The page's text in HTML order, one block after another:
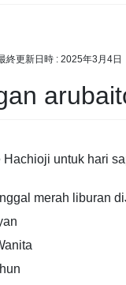
終更新日時 : 2025年3月4日
Hachioji untuk hari
merah liburan